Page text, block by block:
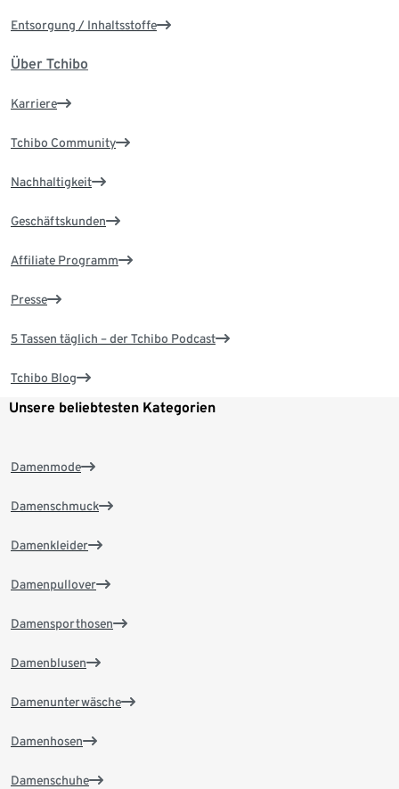
Entsorgung / Inhaltsstoffe
Über Tchibo
Karriere
Tchibo Community
Nachhaltigkeit
Geschäftskunden
Affiliate Programm
Presse
5 Tassen täglich – der Tchibo Podcast
Tchibo Blog
Unsere beliebtesten Kategorien
Damenmode
Damenschmuck
Damenkleider
Damenpullover
Damensporthosen
Damenblusen
Damenunterwäsche
Damenhosen
Damenschuhe